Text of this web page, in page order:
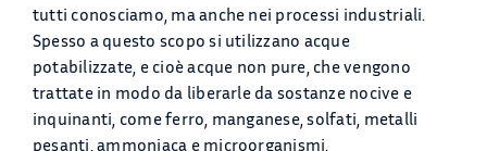
PRODOTTI
tutti conosciamo, ma anche nei processi industriali.
Spesso a questo scopo si utilizzano acque
potabilizzate, e cioè acque non pure, che vengono
trattate in modo da liberarle da sostanze nocive e
inquinanti, come ferro, manganese, solfati, metalli
pesanti, ammoniaca e microorganismi.